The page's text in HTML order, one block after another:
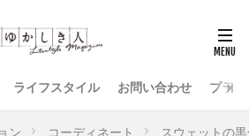
ライフスタイル お問い合わせ プラ
ン コーディネート スウェットの